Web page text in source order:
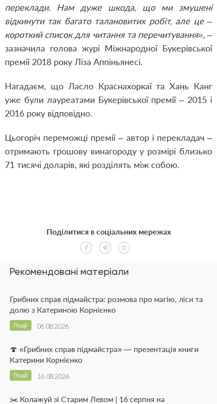
переклади. Нам дуже шкода, що ми змушені
відкинути так багато талановитих робіт, але це –
короткий список для читання та перечитування»,–
зазначила голова журі Міжнародної Букерівської
премії 2018 року Ліза Аппіньянесі.
Нагадаєм, що Ласло Краснахоркаї та Хань Канг
уже були лауреатами Букерівської премії – 2015 і
2016 року відповідно.
Цьогоріч переможці премії – автор і перекладач –
отримають грошову винагороду у розмірі близько
71 тисячі доларів, які розділять між собою.
Рекомендовані матеріали
Грибних справ підмайстра: розмова про магію, ліси та
долю з Катериною Корнієнко
06.08.2026
Події
🍄 «Грибних справ підмайстра» — презентація книги
Катерини Корнієнко
16.08.2026
Події
✂️ Колажуй зі Старим Левом | 16 серпня на
Поділитися в соціальних мережах